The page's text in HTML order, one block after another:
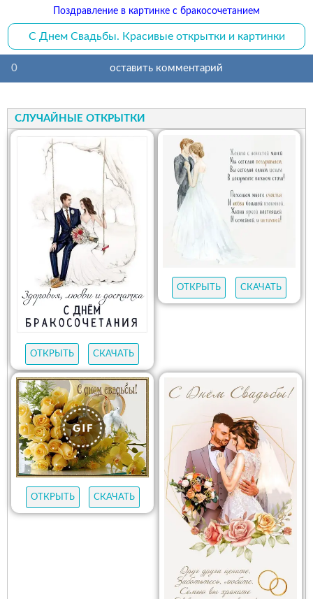
Поздравление в картинке с бракосочетанием
С Днем Свадьбы. Красивые открытки и картинки
0 оставить комментарий
СЛУЧАЙНЫЕ ОТКРЫТКИ
ОТКРЫТЬ СКАЧАТЬ
ОТКРЫТЬ СКАЧАТЬ
ОТКРЫТЬ СКАЧАТЬ